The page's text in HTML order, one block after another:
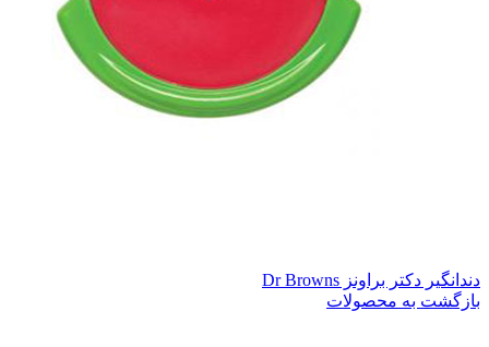
دندانگیر دکتر براونز Dr Browns
بازگشت به محصولات